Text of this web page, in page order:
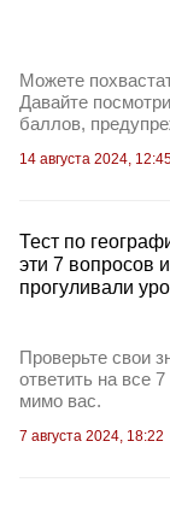
Можете
Давайте
баллов,
14 августа 2024,
Тест по
эти 7 вопросов
прогуливали
Проверьте свои
ответить на все
мимо вас.
7 августа 2024, 18:22